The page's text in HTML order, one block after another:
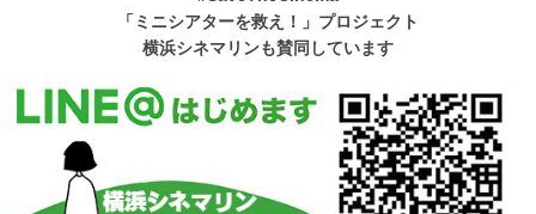
「ミニシアターを救え！」プロジェクト
横浜シネマリンも賛同しています